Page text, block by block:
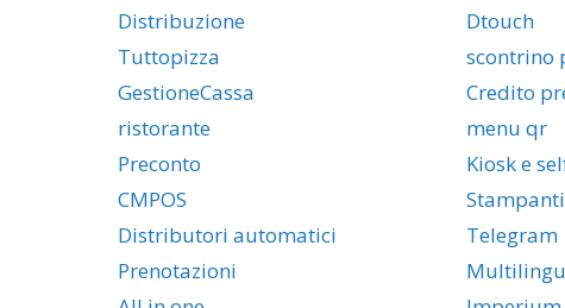
Distribuzione
Dtouch
Tuttopizza
scontrino
GestioneCassa
Credito
ristorante
menu qr
Preconto
Kiosk e
CMPOS
Distributori automatici
Telegram
Prenotazioni